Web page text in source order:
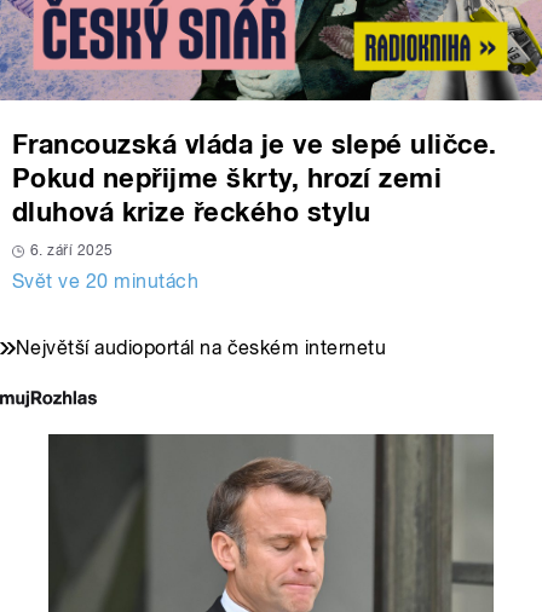
Francouzská vláda je ve slepé uličce.
Pokud nepřijme škrty, hrozí zemi
dluhová krize řeckého stylu
6. září 2025
Svět ve 20 minutách
Největší audioportál na českém internetu